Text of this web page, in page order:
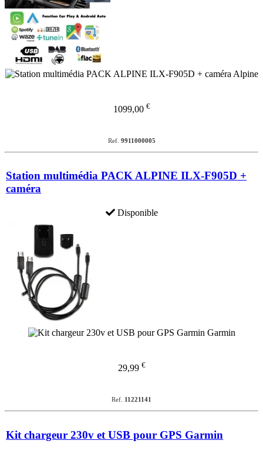
1099,00 €
Ref. 9911000005
Station multimédia PACK ALPINE ILX-F905D +
caméra
Disponible
29,99 €
Ref. 11221141
Kit chargeur 230v et USB pour GPS Garmin